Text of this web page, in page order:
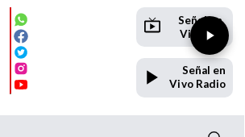
Señal en
Vivo TV
Señal en
Vivo Radio